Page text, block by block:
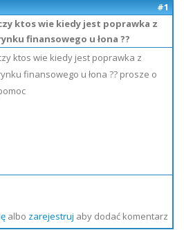
#1
ktos wie kiedy jest poprawka z
finansowego u łona ??
ktos wie kiedy jest poprawka z
finansowego u łona ?? prosze o
albo zarejestruj aby dodać komentarz